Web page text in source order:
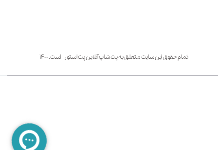
تمام حقوق این سایت متعلق به پت شاپ آنلاین پت استور است. ۱۴۰۰